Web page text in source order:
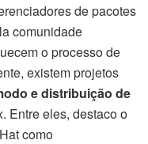
de pacotes
comunidade
o processo de
existem projetos
e distribuição de
Entre eles, destaco o
como